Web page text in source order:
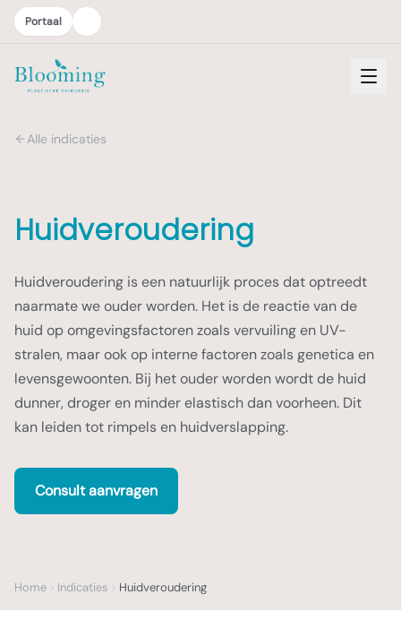
Portaal
Alle indicaties
Huidveroudering
Huidveroudering is een natuurlijk proces dat optreedt
naarmate we ouder worden. Het is de reactie van de
huid op omgevingsfactoren zoals vervuiling en UV-
stralen, maar ook op interne factoren zoals genetica en
levensgewoonten. Bij het ouder worden wordt de huid
dunner, droger en minder elastisch dan voorheen. Dit
kan leiden tot rimpels en huidverslapping.
Consult aanvragen
Home Indicaties Huidveroudering